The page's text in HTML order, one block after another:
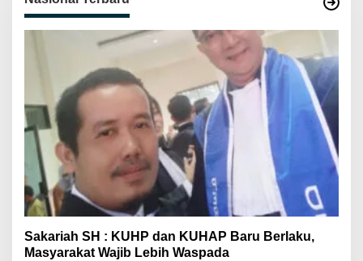
Sakariah SH : KUHP dan KUHAP Baru Berlaku,
Masyarakat Wajib Lebih Waspada